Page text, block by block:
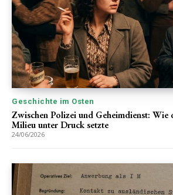
Geschichte im Osten
Zwischen Polizei und Geheimdienst: Wie
Milieu unter Druck setzte
24/06/2026